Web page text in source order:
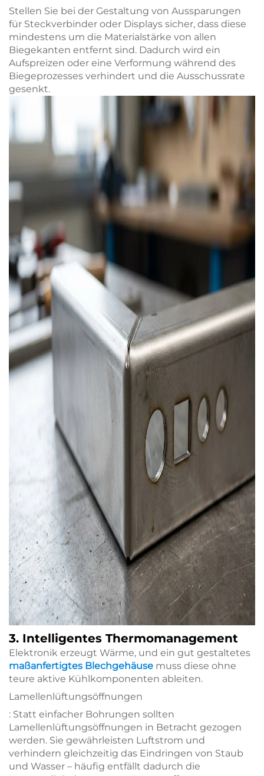
Stellen Sie bei der Gestaltung von Aussparungen
für Steckverbinder oder Displays sicher, dass diese
mindestens um die Materialstärke von allen
Biegekanten entfernt sind. Dadurch wird ein
Aufspreizen oder eine Verformung während des
Biegeprozesses verhindert und die Ausschussrate
gesenkt.
3. Intelligentes Thermomanagement
Elektronik erzeugt Wärme, und ein gut gestaltetes
maßanfertigtes Blechgehäuse muss diese ohne
teure aktive Kühlkomponenten ableiten.
Lamellenlüftungsöffnungen
: Statt einfacher Bohrungen sollten
Lamellenlüftungsöffnungen in Betracht gezogen
werden. Sie gewährleisten Luftstrom und
verhindern gleichzeitig das Eindringen von Staub
und Wasser – häufig entfällt dadurch die